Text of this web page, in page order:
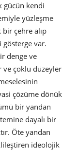
gücün kendi
yüzleşme
çehre alıp
gösterge var.
denge ve
ve çoklu düzeyler
çözüme dönük
bir yandan
dayalı bir
Öte yandan
ideolojik